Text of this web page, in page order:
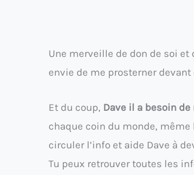
Une merveille de don de soi et
envie de me prosterner devant
Et du coup, Dave il a besoin de
chaque coin du monde,
circuler l’info et aide Dave à
Tu peux retrouver toutes les